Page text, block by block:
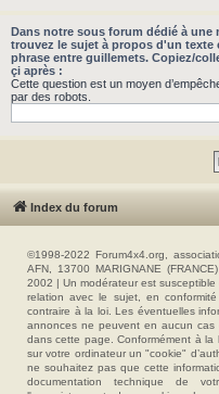
Dans notre sous forum dédié à
trouvez le sujet à propos d'un texte
phrase entre guillemets. Copiez/
çi après :
Cette question est un moyen
par des robots.
Index du forum
©1998-2022 Forum4x4.org,
AFN, 13700 MARIGNANE
2002 | Un modérateur est
relation avec le sujet, en
contraire à la loi. Les éventuelles
annonces ne peuvent en aucun
dans cette page. Conformément à la
sur votre ordinateur un "cookie"
ne souhaitez pas que cette
documentation technique de